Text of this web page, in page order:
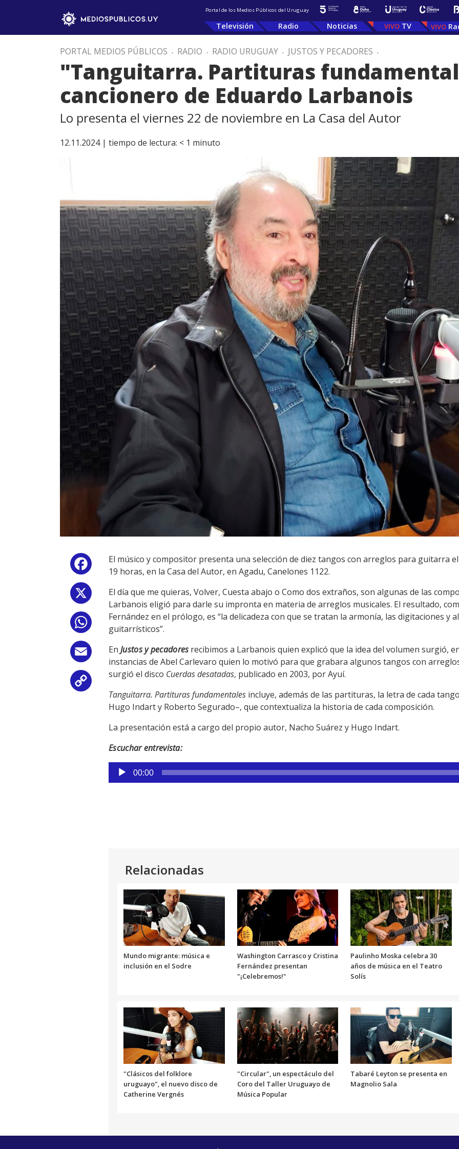
Portal de los Medios Públicos del Uruguay
Televisión Radio Noticias TV
PORTAL MEDIOS PÚBLICOS . RADIO . RADIO URUGUAY . JUSTOS Y PECADORES .
"Tanguitarra. Partituras
cancionero de Eduardo Larbanois
Lo presenta el viernes 22 de noviembre en La Casa del Autor
12.11.2024 | tiempo de lectura: < 1 minuto
Facebook
WhatsApp
Email
Link
El músico y compositor presenta una selección de diez tangos con arreglos para guitarra
19 horas, en la Casa del Autor, en Agadu, Canelones 1122.
El día que me quieras, Volver, Cuesta abajo o Como dos extraños, son algunas de las
Larbanois eligió para darle su impronta en materia de arreglos musicales. El resultado,
Fernández en el prólogo, es “la delicadeza con que se tratan la armonía, las digitaciones y
guitarrísticos”.
En Justos y pecadoresrecibimos a Larbanois quien explicó que la idea del volumen surgió,
instancias de Abel Carlevaro quien lo motivó para que grabara algunos tangos con
surgió el disco Cuerdas desatadas, publicado en 2003, por Ayuí.
Tanguitarra. Partituras fundamentales incluye, además de las partituras, la letra de cada
Hugo Indart y Roberto Segurado–, que contextualiza la historia de cada composición.
La presentación está a cargo del propio autor, Nacho Suárez y Hugo Indart.
Escuchar entrevista:
Reproductor
de
00:00
Relacionadas
Mundo migrante: música e
inclusión en el Sodre
Washington Carrasco y Cristina
Fernández presentan
"¡Celebremos!"
Paulinho Moska celebra 30
años de música en el Teatro
Solís
"Clásicos del folklore
uruguayo", el nuevo disco de
Catherine Vergnés
"Circular", un espectáculo del
Coro del Taller Uruguayo de
Música Popular
Tabaré Leyton se presenta en
Magnolio Sala